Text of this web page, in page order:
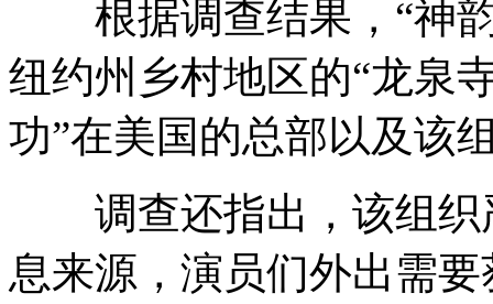
根据调查结果，“神韵
纽约州乡村地区的“龙泉
功”在美国的总部以及该
调查还指出，该组织
息来源，演员们外出需